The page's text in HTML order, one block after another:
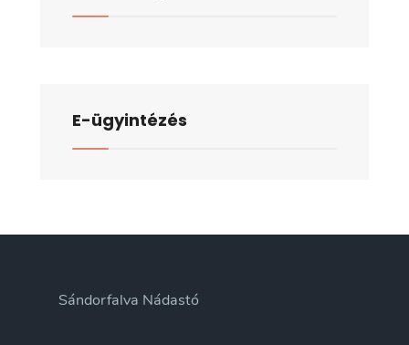
E-ügyintézés
Sándorfalva Nádastó